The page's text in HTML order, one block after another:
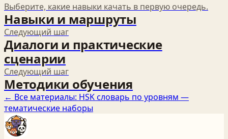
Выберите, какие навыки качать в первую очередь.
Навыки и маршруты
Следующий шаг
Диалоги и практические
сценарии
Следующий шаг
Методики обучения
← Все материалы: HSK словарь по уровням —
тематические наборы